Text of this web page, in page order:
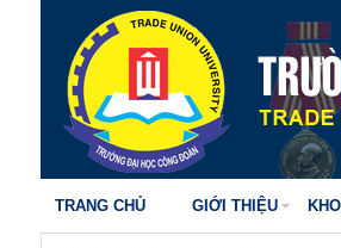
TRANG CHỦ GIỚI THIỆU